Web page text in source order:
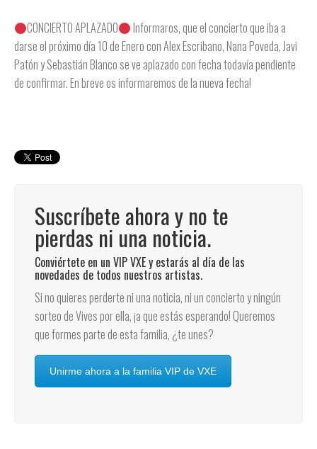
CONCIERTO APLAZADO
Informaros, que el concierto que iba a
darse el próximo día 10 de Enero con Alex Escribano, Nana Poveda, Javi
Patón y Sebastián Blanco se ve aplazado con fecha todavía pendiente
de confirmar. En breve os informaremos de la nueva fecha!
Suscríbete ahora y no te
pierdas ni una noticia.
Conviértete en un VIP VXE y estarás al día de las
novedades de todos nuestros artistas.
Si no quieres perderte ni una noticia, ni un concierto y ningún
sorteo de Vives por ella, ¡a que estás esperando! Queremos
que formes parte de esta familia, ¿te unes?
Unirme ahora a la familia VIP de VXE